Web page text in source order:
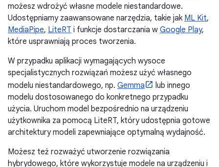
możesz wdrożyć własne modele niestandardowe.
Udostępniamy zaawansowane narzędzia, takie jak ML Kit,
MediaPipe, LiteRT i funkcje dostarczania w Google Play,
które usprawniają proces tworzenia.
W przypadku aplikacji wymagających wysoce
specjalistycznych rozwiązań możesz użyć własnego
modelu niestandardowego, np. Gemma
lub innego
modelu dostosowanego do konkretnego przypadku
użycia. Uruchom model bezpośrednio na urządzeniu
użytkownika za pomocą LiteRT, który udostępnia gotowe
architektury modeli zapewniające optymalną wydajność.
Możesz też rozważyć utworzenie rozwiązania
hybrydowego, które wykorzystuje modele na urządzeniu i